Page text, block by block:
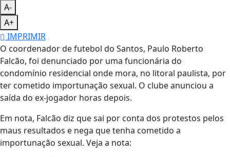
A-
A+
IMPRIMIR
O coordenador de futebol do Santos, Paulo Roberto
Falcão, foi denunciado por uma funcionária do
condomínio residencial onde mora, no litoral paulista, por
ter cometido importunação sexual. O clube anunciou a
saída do ex-jogador horas depois.
Em nota, Falcão diz que sai por conta dos protestos pelos
maus resultados e nega que tenha cometido a
importunação sexual. Veja a nota: